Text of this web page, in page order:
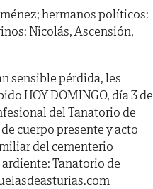
hermanos políticos:
Nicolás, Ascensión,
sensible pérdida, les
HOY DOMINGO, día 3 de
del Tanatorio de
cuerpo presente y acto
del cementerio
Tanatorio de